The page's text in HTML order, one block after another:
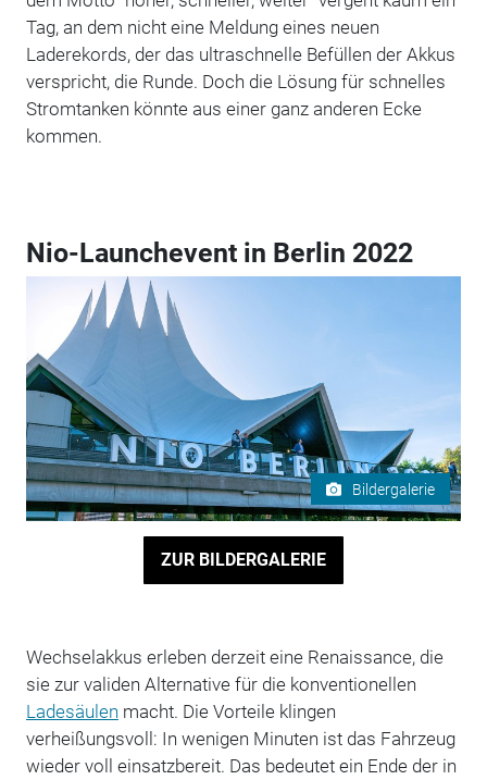
Tag, an dem nicht eine Meldung eines neuen
Laderekords, der das ultraschnelle Befüllen der Akkus
verspricht, die Runde. Doch die Lösung für schnelles
Stromtanken könnte aus einer ganz anderen Ecke
kommen.
Nio-Launchevent in Berlin 2022
Bildergalerie
ZUR BILDERGALERIE
Wechselakkus erleben derzeit eine Renaissance, die
sie zur validen Alternative für die konventionellen
Ladesäulen macht. Die Vorteile klingen
verheißungsvoll: In wenigen Minuten ist das Fahrzeug
wieder voll einsatzbereit. Das bedeutet ein Ende der in